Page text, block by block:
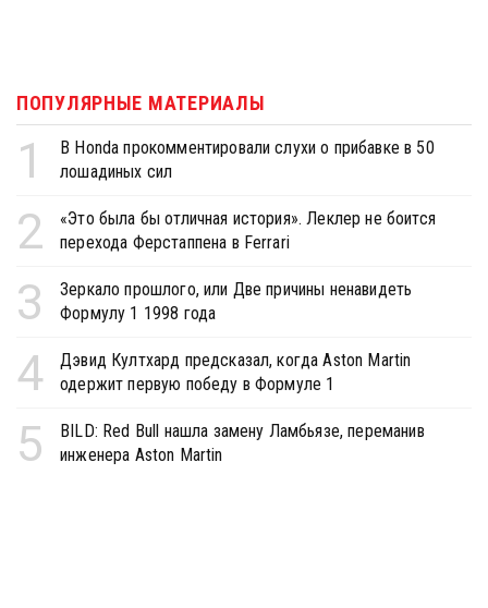
ПОПУЛЯРНЫЕ МАТЕРИАЛЫ
1
В Honda прокомментировали слухи о прибавке в 50
лошадиных сил
2
«Это была бы отличная история». Леклер не боится
перехода Ферстаппена в Ferrari
3
Зеркало прошлого, или Две причины ненавидеть
Формулу 1 1998 года
4
Дэвид Култхард предсказал, когда Aston Martin
одержит первую победу в Формуле 1
5
BILD: Red Bull нашла замену Ламбьязе, переманив
инженера Aston Martin